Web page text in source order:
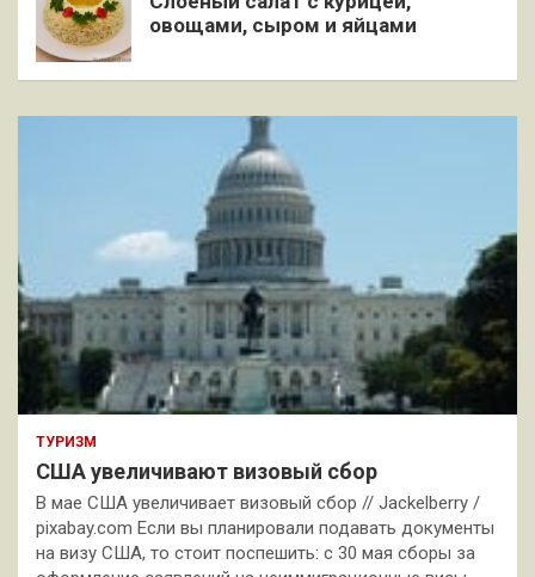
овощами, сыром и яйцами
ТУРИЗМ
США увеличивают визовый сбор
В мае США увеличивает визовый сбор // Jackelberry /
pixabay.com Если вы планировали подавать документы
на визу США, то стоит поспешить: с 30 мая сборы за